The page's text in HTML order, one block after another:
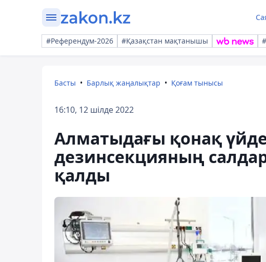
#Референдум-2026 #Қазақстан мақтанышы
Басты Барлық жаңалықтар Қоғам тынысы
16:10, 12 шілде 2022
Алматыдағы қонақ үйде
дезинсекцияның
қалды